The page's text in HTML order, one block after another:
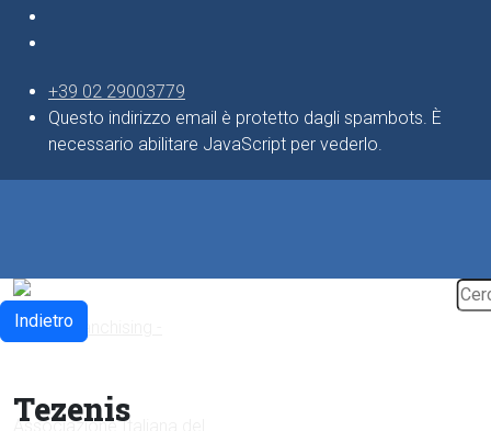
+39 02 29003779
Questo indirizzo email è protetto dagli spambots. È
necessario abilitare JavaScript per vederlo.
Indietro
Tezenis